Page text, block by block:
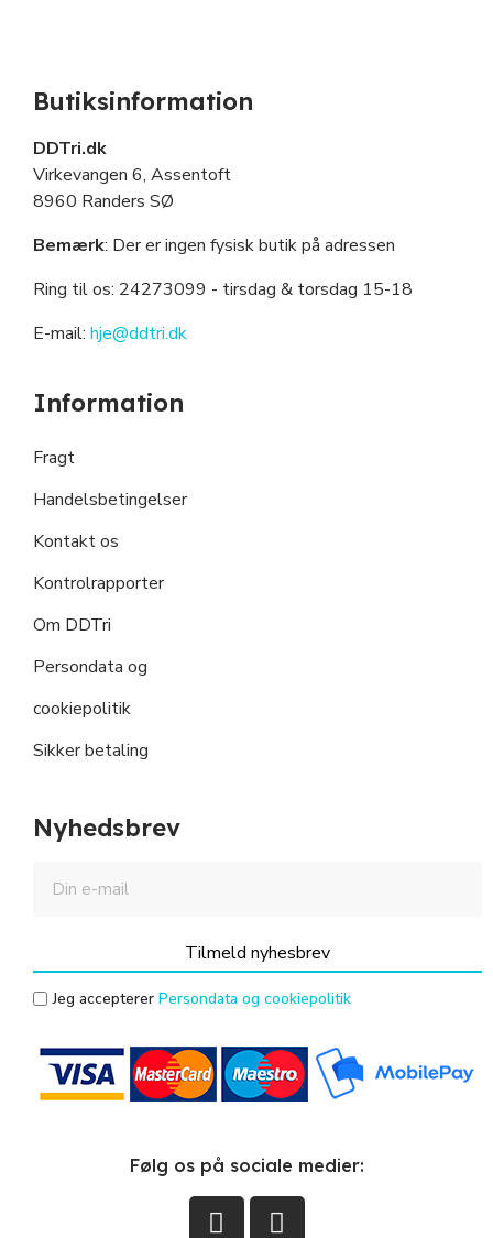
Butiksinformation
DDTri.dk
Virkevangen 6, Assentoft
8960 Randers SØ
Bemærk: Der er ingen fysisk butik på adressen
Ring til os: 24273099 - tirsdag & torsdag 15-18
E-mail: hje@ddtri.dk
Information
Fragt
Handelsbetingelser
Kontakt os
Kontrolrapporter
Om DDTri
Persondata og
cookiepolitik
Sikker betaling
Nyhedsbrev
Tilmeld nyhesbrev
Jeg accepterer Persondata og cookiepolitik
Følg os på sociale medier: